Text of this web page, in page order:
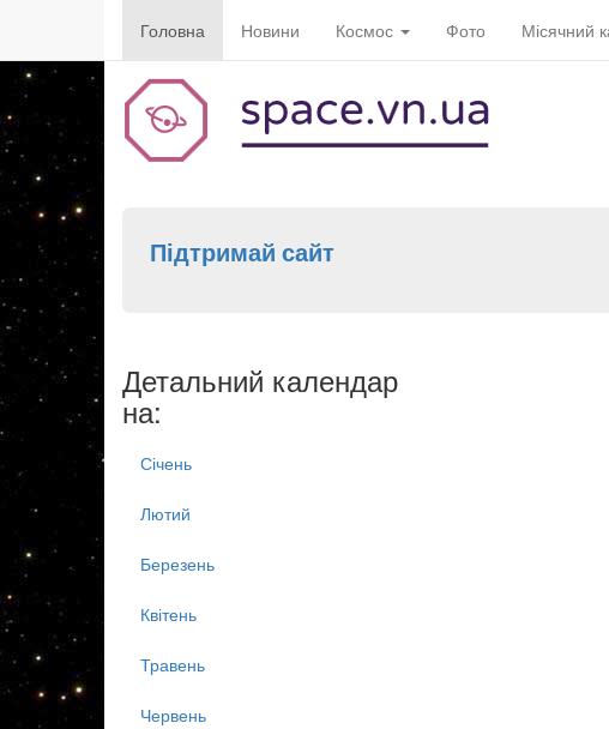
Головна Новини Космос Фото Місячний
Підтримай сайт
Детальний календар
на:
Січень
Лютий
Березень
Квітень
Травень
Червень